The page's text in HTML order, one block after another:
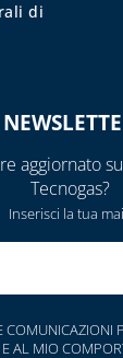
di
aggiornato
Tecnogas?
Inserisci la tua
COMUNICAZIONI
E AL MIO